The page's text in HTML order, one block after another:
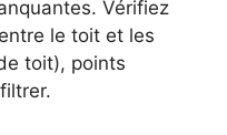
Vérifiez
le toit et les
toit), points